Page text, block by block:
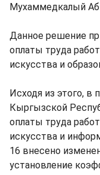
Мухаммедкалый
Данное решение
оплаты труда
искусства и
Исходя из этого, в
Кыргызской
оплаты труда
искусства и
16 внесено
установление